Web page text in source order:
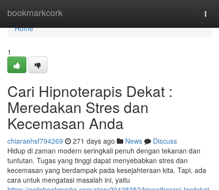
bookmarkcork
Home
Home
1
Cari Hipnoterapis Dekat :
Meredakan Stres dan
Kecemasan Anda
chiaraehsf794269 271 days ago News
Discuss
Hidup di zaman modern seringkali penuh dengan tekanan dan
tuntutan. Tugas yang tinggi dapat menyebabkan stres dan
kecemasan yang berdampak pada kesejahteraan kita. Tapi, ada
cara untuk mengatasi masalah ini, yaitu